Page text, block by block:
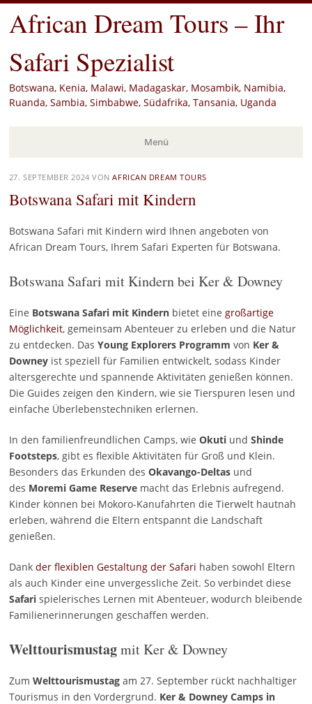
African Dream Tours – Ihr
Safari Spezialist
Botswana, Kenia, Malawi, Madagaskar, Mosambik, Namibia,
Ruanda, Sambia, Simbabwe, Südafrika, Tansania, Uganda
Menü
Zum
Inhalt
27. SEPTEMBER 2024 VONAFRICAN DREAM TOURS
Botswana Safari mit Kindern
Botswana Safari mit Kindern wird Ihnen angeboten von
African Dream Tours, Ihrem Safari Experten für Botswana.
Botswana Safari mit Kindern bei Ker & Downey
Eine Botswana Safari mit Kindernbietet eine großartige
Möglichkeit, gemeinsam Abenteuer zu erleben und die Natur
zu entdecken. Das Young Explorers Programm von Ker &
Downeyist speziell für Familien entwickelt, sodass Kinder
altersgerechte und spannende Aktivitäten genießen können.
Die Guides zeigen den Kindern, wie sie Tierspuren lesen und
einfache Überlebenstechniken erlernen.
In den familienfreundlichen Camps, wie Okutiund Shinde
Footsteps, gibt es flexible Aktivitäten für Groß und Klein.
Besonders das Erkunden des Okavango-Deltasund
des Moremi Game Reservemacht das Erlebnis aufregend.
Kinder können bei Mokoro-Kanufahrten die Tierwelt hautnah
erleben, während die Eltern entspannt die Landschaft
genießen.
Dank der flexiblen Gestaltung der Safari haben sowohl Eltern
als auch Kinder eine unvergessliche Zeit. So verbindet diese
Safarispielerisches Lernen mit Abenteuer, wodurch bleibende
Familienerinnerungen geschaffen werden.
Welttourismustagmit Ker & Downey
Zum Welttourismustagam 27. September rückt nachhaltiger
Tourismus in den Vordergrund. Ker & Downey Camps in